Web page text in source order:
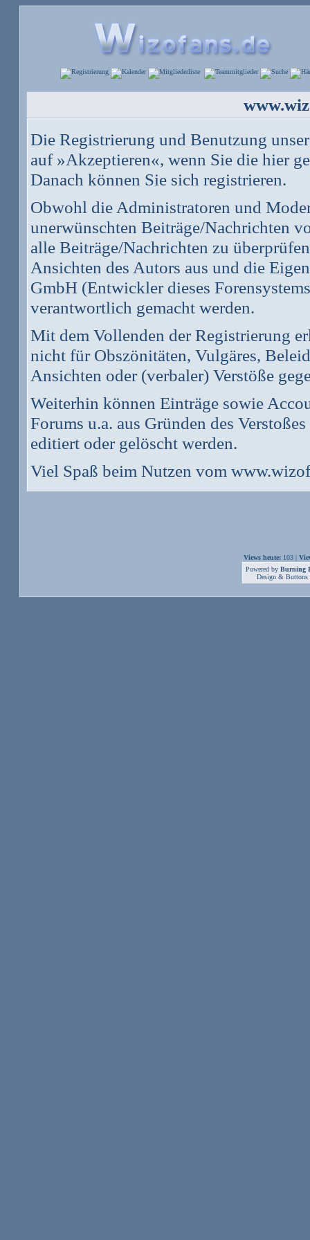
Die Registrierung und Benutzung
auf »Akzeptieren«, wenn Sie die hier
Danach können Sie sich registrieren.
Obwohl die Administratoren und
unerwünschten Beiträge/Nachrichten
alle Beiträge/Nachrichten zu
Ansichten des Autors aus und die
GmbH (Entwickler dieses
verantwortlich gemacht werden.
Mit dem Vollenden der Registrierung
nicht für Obszönitäten, Vulgäres,
Ansichten oder (verbaler) Verstöße
Weiterhin können Einträge sowie
Forums u.a. aus Gründen des
editiert oder gelöscht werden.
Viel Spaß beim Nutzen vom
Views heute: 103 |
Powered by Burning
Design & Buttons